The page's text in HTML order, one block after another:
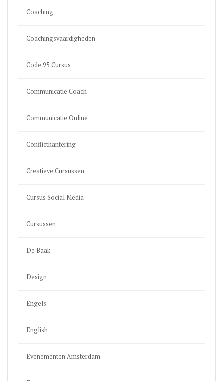
Coaching
Coachingsvaardigheden
Code 95 Cursus
Communicatie Coach
Communicatie Online
Conflicthantering
Creatieve Cursussen
Cursus Social Media
Cursussen
De Baak
Design
Engels
English
Evenementen Amsterdam